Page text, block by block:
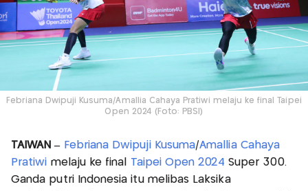
Febriana Dwipuji Kusuma/Amallia Cahaya Pratiwi melaju ke final Taipei
Open 2024 (Foto: PBSI)
TAIWAN – Febriana Dwipuji Kusuma/Amallia Cahaya
Pratiwi melaju ke final Taipei Open 2024 Super 300.
Ganda putri Indonesia itu melibas Laksika